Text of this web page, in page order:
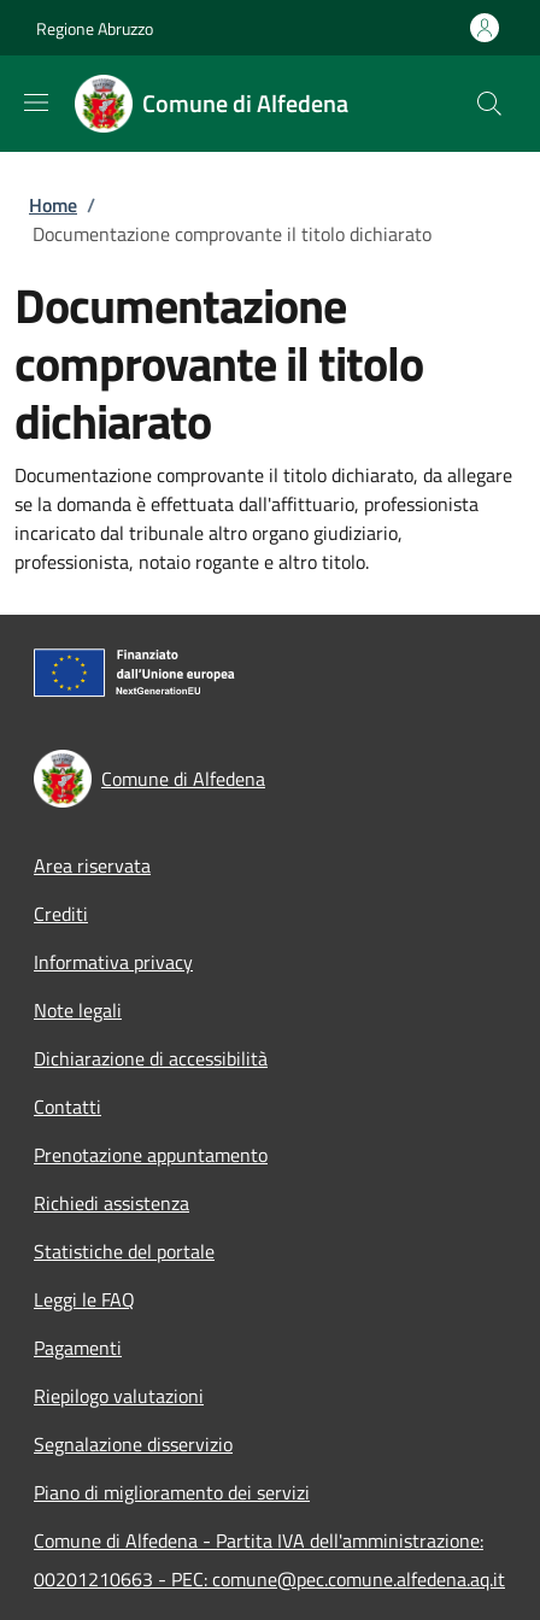
Regione Abruzzo
Comune di Alfedena
Briciole di pane
Home /
Documentazione comprovante il titolo dichiarato
Documentazione
comprovante il titolo
dichiarato
Documentazione comprovante il titolo dichiarato, da allegare
se la domanda è effettuata dall'affittuario, professionista
incaricato dal tribunale altro organo giudiziario,
professionista, notaio rogante e altro titolo.
Comune di Alfedena
Footer menu
Area riservata
Crediti
Informativa privacy
Note legali
Dichiarazione di accessibilità
Contatti
Prenotazione appuntamento
Richiedi assistenza
Statistiche del portale
Leggi le FAQ
Pagamenti
Riepilogo valutazioni
Segnalazione disservizio
Piano di miglioramento dei servizi
Comune di Alfedena - Partita IVA dell'amministrazione:
00201210663 - PEC: comune@pec.comune.alfedena.aq.it